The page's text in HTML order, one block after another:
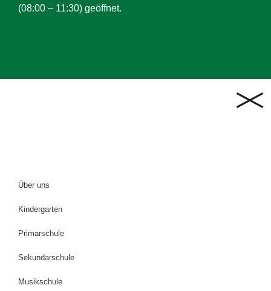
(08:00 – 11:30) geöffnet.
Über uns
Kindergarten
Primarschule
Sekundarschule
Musikschule